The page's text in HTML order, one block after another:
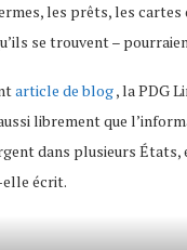
les prêts, les cartes
se trouvent –
article de blog, la PDG
librement que
dans plusieurs États,
écrit.